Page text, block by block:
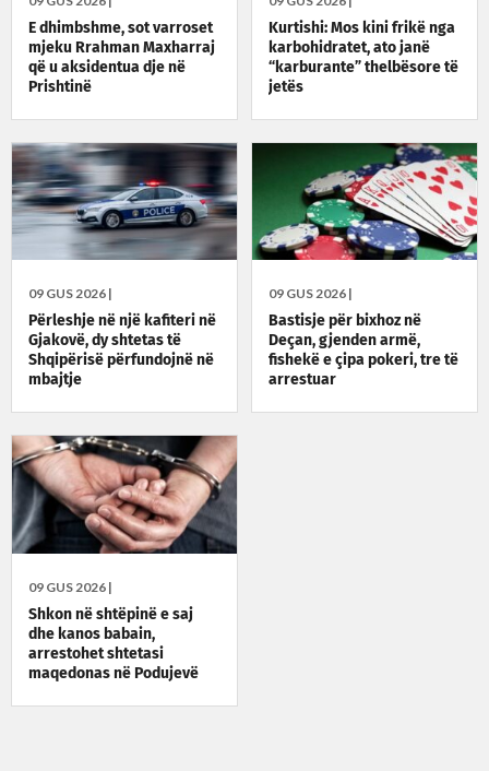
E dhimbshme, sot varroset
mjeku Rrahman Maxharraj
që u aksidentua dje në
Prishtinë
Kurtishi: Mos kini frikë nga
karbohidratet, ato janë
“karburante” thelbësore të
jetës
09 GUS 2026 |
Përleshje në një kafiteri në
Gjakovë, dy shtetas të
Shqipërisë përfundojnë në
mbajtje
09 GUS 2026 |
Bastisje për bixhoz në
Deçan, gjenden armë,
fishekë e çipa pokeri, tre të
arrestuar
09 GUS 2026 |
Shkon në shtëpinë e saj
dhe kanos babain,
arrestohet shtetasi
maqedonas në Podujevë